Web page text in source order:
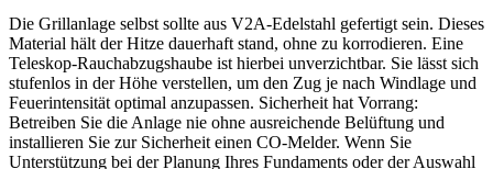
Die Grillanlage selbst sollte aus V2A-Edelstahl gefertigt sein. Dieses
Material hält der Hitze dauerhaft stand, ohne zu korrodieren. Eine
Teleskop-Rauchabzugshaube ist hierbei unverzichtbar. Sie lässt sich
stufenlos in der Höhe verstellen, um den Zug je nach Windlage und
Feuerintensität optimal anzupassen. Sicherheit hat Vorrang:
Betreiben Sie die Anlage nie ohne ausreichende Belüftung und
installieren Sie zur Sicherheit einen CO-Melder. Wenn Sie
Unterstützung bei der Planung Ihres Fundaments oder der Auswahl